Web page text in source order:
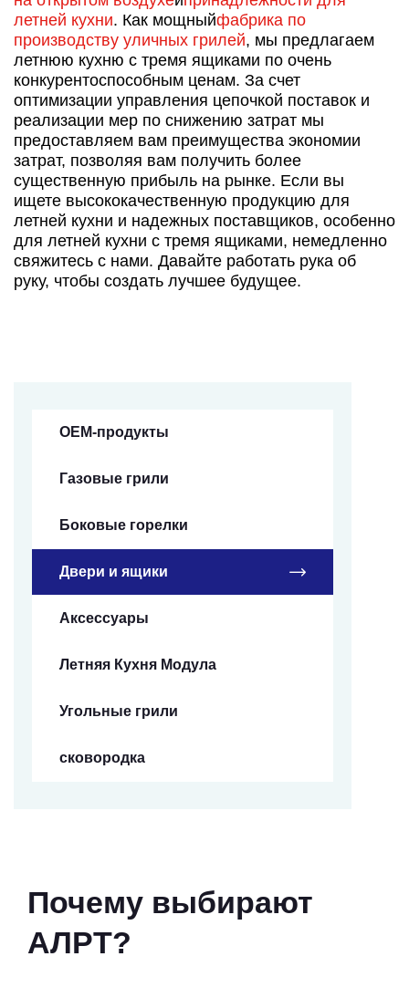
летней кухни. Как мощныйфабрика по
производству уличных грилей, мы предлагаем
летнюю кухню с тремя ящиками по очень
конкурентоспособным ценам. За счет
оптимизации управления цепочкой поставок и
реализации мер по снижению затрат мы
предоставляем вам преимущества экономии
затрат, позволяя вам получить более
существенную прибыль на рынке. Если вы
ищете высококачественную продукцию для
летней кухни и надежных поставщиков, особенно
для летней кухни с тремя ящиками, немедленно
свяжитесь с нами. Давайте работать рука об
руку, чтобы создать лучшее будущее.
OEM-продукты
Газовые грили
Боковые горелки
Двери и ящики
Аксессуары
Летняя Кухня Модула
Угольные грили
сковородка
Почему выбирают
АЛРТ?